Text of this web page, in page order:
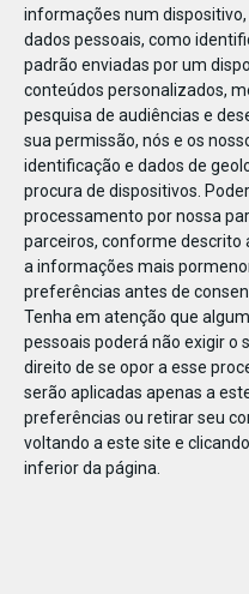
informações num
dados pessoais, como
padrão enviadas por um
conteúdos personalizados,
pesquisa de audiências e
sua permissão, nós e os
identificação e dados de
procura de dispositivos.
processamento por nossa
parceiros, conforme descrito
a informações mais
preferências antes de
Tenha em atenção que
pessoais poderá não exigir o
direito de se opor a esse
serão aplicadas apenas a
preferências ou retirar seu
voltando a este site e
inferior da página.